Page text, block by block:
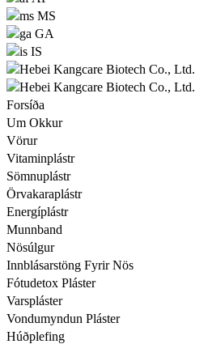
MS
GA
IS
Forsíða
Um Okkur
Vörur
Vitaminplástr
Sömnuplástr
Örvakaraplástr
Energíplástr
Munnband
Nösúlgur
Innblásarstöng Fyrir Nös
Fótudetox Pláster
Varspláster
Vondumyndun Pláster
Húðplefing